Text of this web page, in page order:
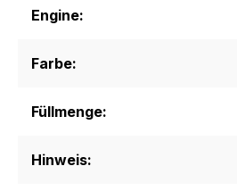
Engine:
Farbe:
Füllmenge:
Hinweis: